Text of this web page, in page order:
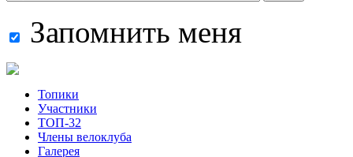
Запомнить меня
Топики
Участники
ТОП-32
Члены велоклуба
Галерея